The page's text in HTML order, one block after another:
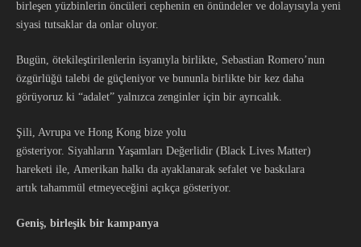
birleşen yüzbinlerin öncüleri cephenin en önündeler ve dolayısıyla yeni
siyasi tutsaklar da onlar oluyor.
Bugün, ötekileştirilenlerin isyanıyla birlikte, Sebastian Romero’nun
özgürlüğü talebi de güçleniyor ve bununla birlikte bir kez daha
görüyoruz ki “adalet” yalnızca zenginler için bir ayrıcalık.
Şili, Avrupa ve Hong Kong bize yolu
gösteriyor. Siyahların Yaşamları Değerlidir (Black Lives Matter)
hareketi ile, Amerikan halkı da ayaklanarak sefalet ve baskılara
artık tahammül etmeyeceğini açıkça gösteriyor.
Geniş, birleşik bir kampanya